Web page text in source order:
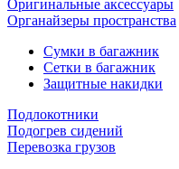
Оригинальные аксессуары
Органайзеры пространства
Сумки в багажник
Сетки в багажник
Защитные накидки
Подлокотники
Подогрев сидений
Перевозка грузов